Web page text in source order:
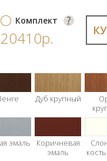
Комплект
20410р.
Дуб крупный
эмаль
Коричневая
эмаль